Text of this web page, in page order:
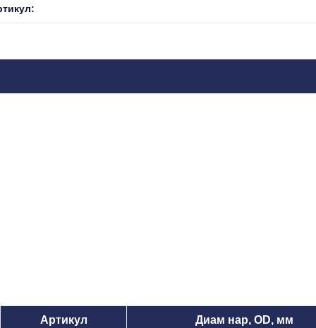
Артикул Диам нар, OD, мм